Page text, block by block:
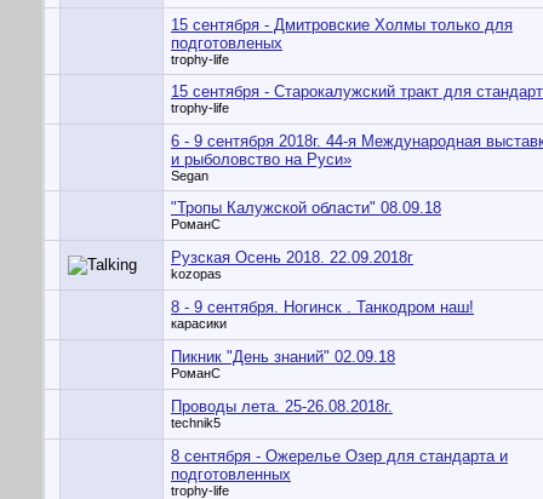
15 сентября - Дмитровские Холмы только для
подготовленых
trophy-life
15 сентября - Старокалужский тракт для
trophy-life
6 - 9 cентября 2018г. 44-я Международная
и рыболовство на Руси»
Segan
"Тропы Калужской области" 08.09.18
РоманС
Рузская Осень 2018. 22.09.2018г
kozopas
8 - 9 сентября. Ногинск . Танкодром наш!
карасики
Пикник "День знаний" 02.09.18
РоманС
Проводы лета. 25-26.08.2018г.
technik5
8 сентября - Ожерелье Озер для стандарта и
подготовленных
trophy-life